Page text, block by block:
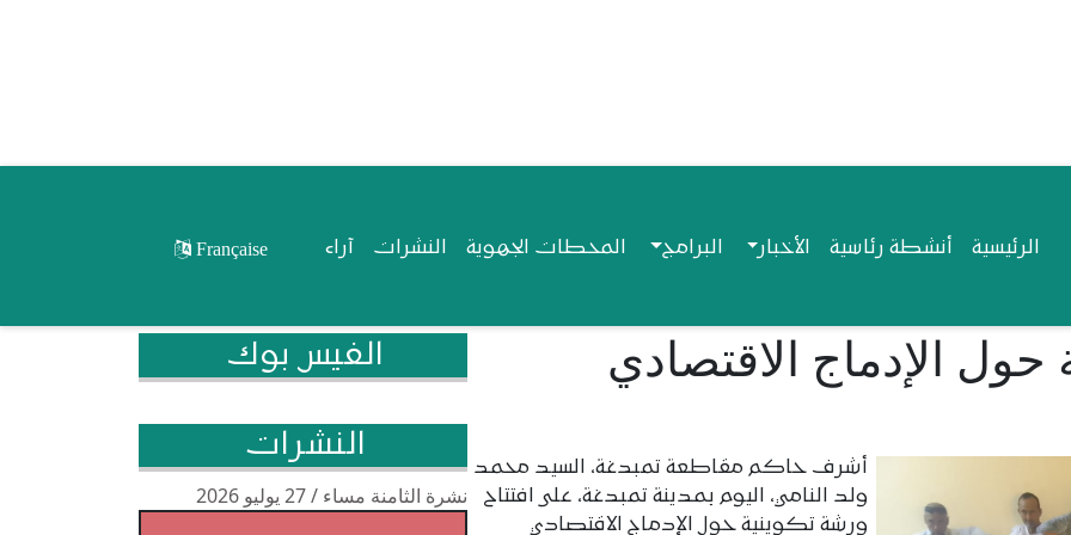
Navigationالرئيسية أنشطة رئاسية الأخبار البرامج المحطات الجهوية النشرات آراء Française
الإدماج الاقتصادي
أشرف حاكم مقاطعة تمبدغة، السيد محمد
ولد النامي، اليوم بمدينة تمبدغة، على افتتاح
ورشة تكوينية حول الإدماج الاقتصادي
الفيس بوك
النشرات
نشرة الثامنة مساء / 27 يوليو 2026